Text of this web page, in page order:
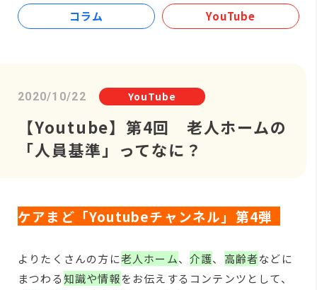
コラム YouTube
2020/10/22 YouTube
【Youtube】第4回 老人ホームの
「人員基準」ってなに？
ケアまど「Youtubeチャンネル」第4弾
よりたくさんの方に老人ホーム、介護、 高齢者などに
まつわる知識や情報をお伝えするコンテンツとして、